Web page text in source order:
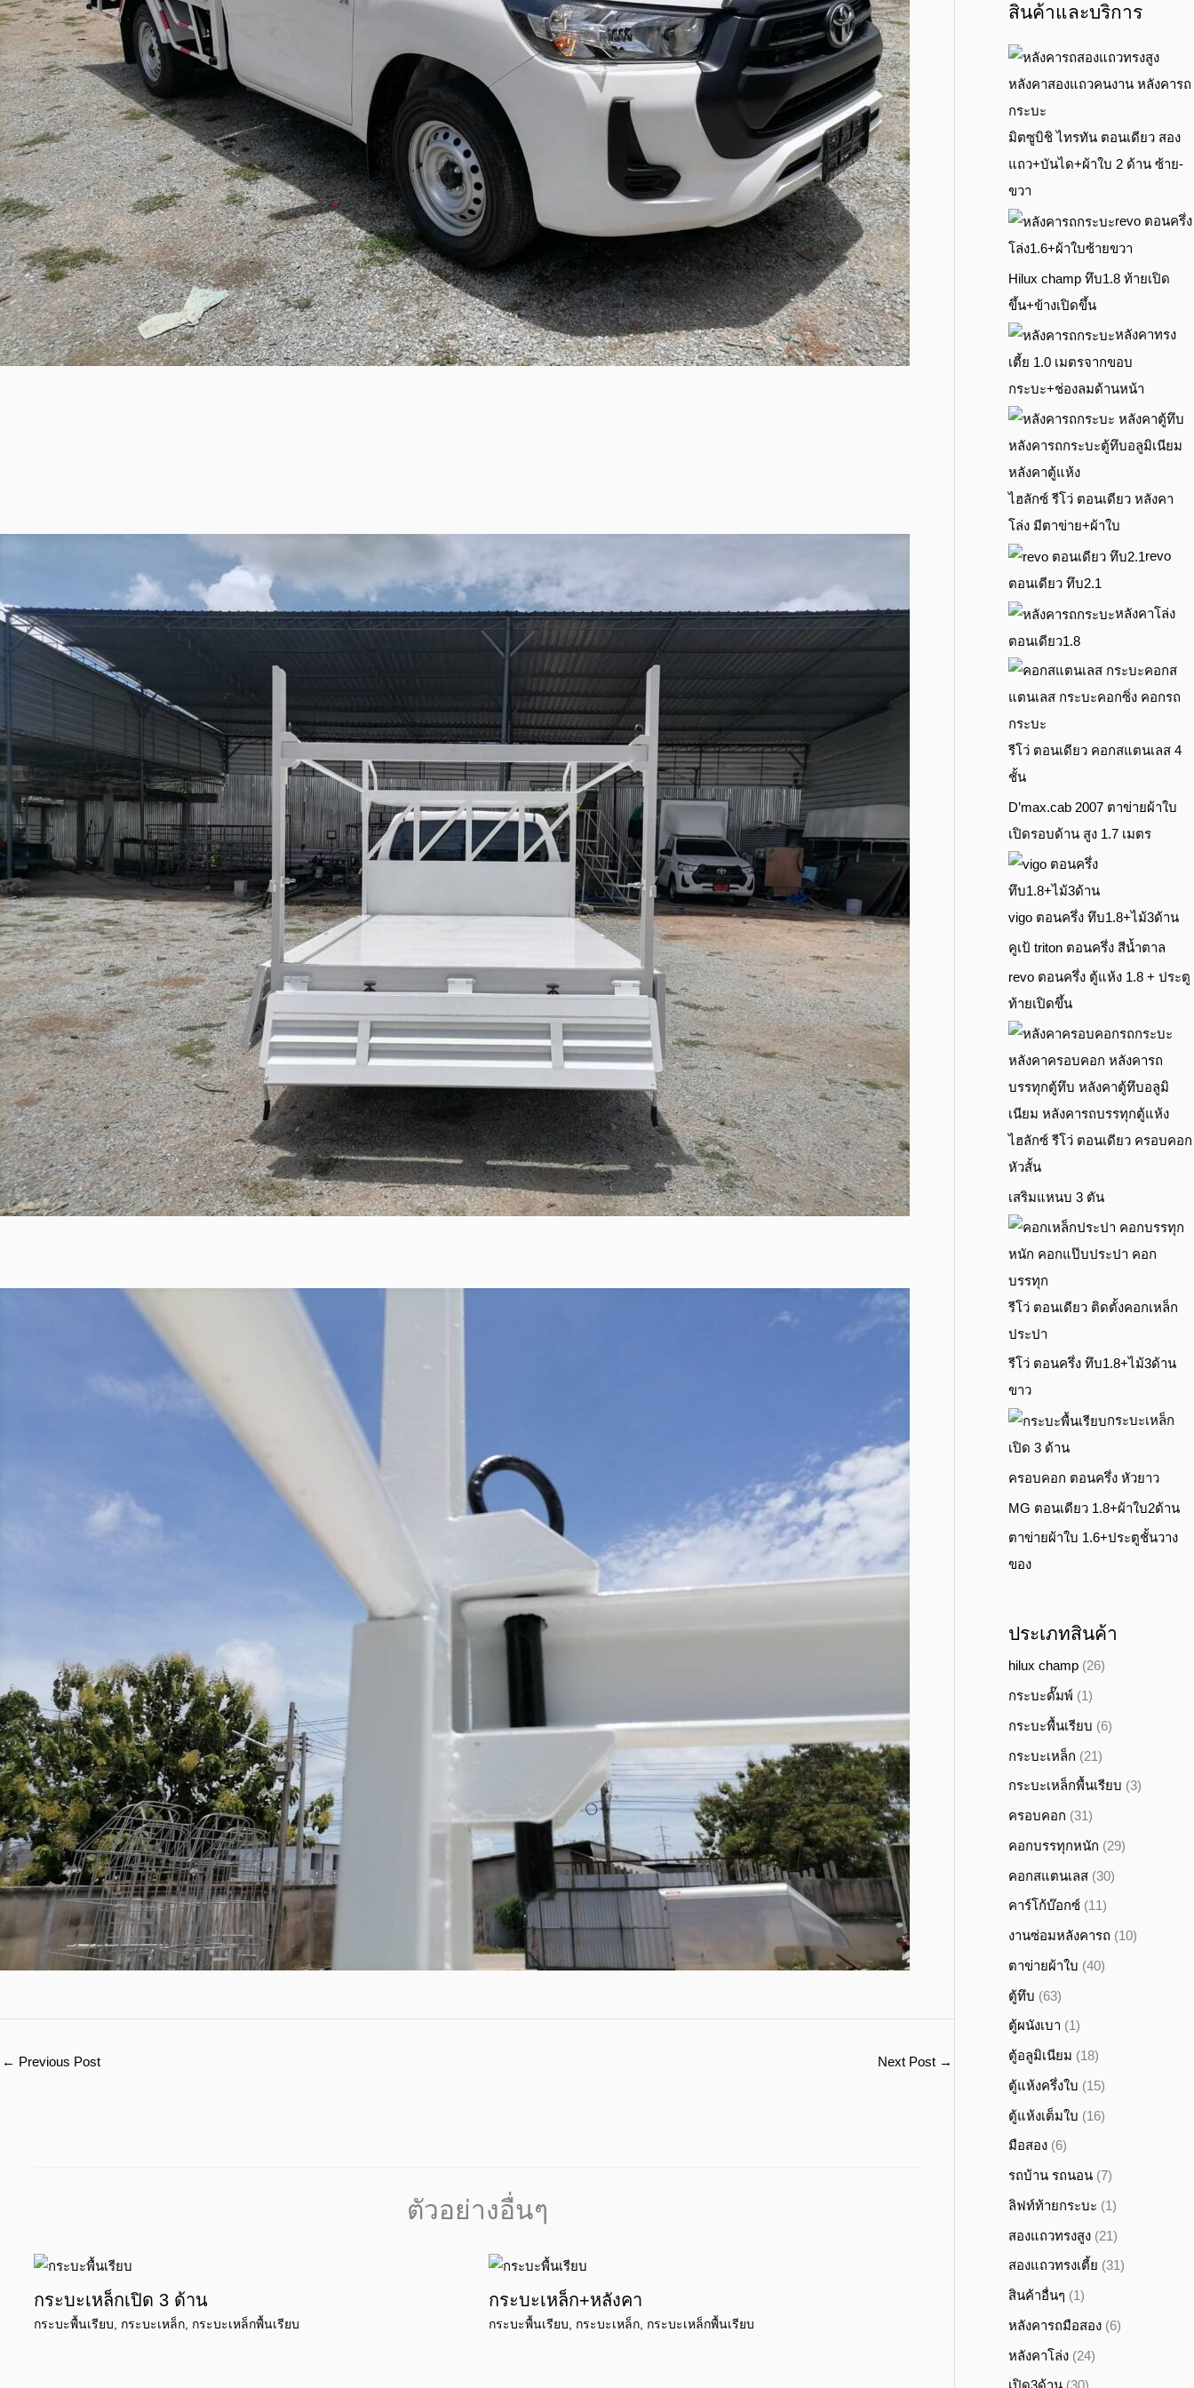
← Previous Post Next Post →
ตัวอย่างอื่นๆ
กระบะเหล็กเปิด 3 ด้าน
กระบะพื้นเรียบ กระบะเหล็ก, กระบะเหล็กพื้นเรียบ
กระบะเหล็ก+หลังคา
กระบะพื้นเรียบ กระบะเหล็ก, กระบะเหล็กพื้นเรียบ
สินค้าและบริการ
มิตซูบิชิ ไทรทัน ตอนเดียว สอง
แถว+บันได+ผ้าใบ 2 ด้าน ซ้าย-
ขวา
revo ตอนครึ่ง
โล่ง1.6+ผ้าใบซ้ายขวา
Hilux champ ทึบ1.8 ท้ายเปิด
ขึ้น+ข้างเปิดขึ้น
หลังคาทรง
เตี้ย 1.0 เมตรจากขอบ
กระบะ+ช่องลมด้านหน้า
ไฮลักซ์ รีโว่ ตอนเดียว หลังคา
โล่ง มีตาข่าย+ผ้าใบ
revo
ตอนเดียว ทึบ2.1
หลังคาโล่ง
ตอนเดียว1.8
รีโว่ ตอนเดียว คอกสแตนเลส 4
ชั้น
D’max.cab 2007 ตาข่ายผ้าใบ
เปิดรอบด้าน สูง 1.7 เมตร
vigo ตอนครึ่ง ทึบ1.8+ไม้3ด้าน
คูเป้ triton ตอนครึ่ง สีน้ำตาล
revo ตอนครึ่ง ตู้แห้ง 1.8 + ประตู
ท้ายเปิดขึ้น
ไฮลักซ์ รีโว่ ตอนเดียว ครอบคอก
หัวสั้น
เสริมแหนบ 3 ตัน
รีโว่ ตอนเดียว ติดตั้งคอกเหล็ก
ประปา
รีโว่ ตอนครึ่ง ทึบ1.8+ไม้3ด้าน
ขาว
กระบะเหล็ก
เปิด 3 ด้าน
ครอบคอก ตอนครึ่ง หัวยาว
MG ตอนเดียว 1.8+ผ้าใบ2ด้าน
ตาข่ายผ้าใบ 1.6+ประตูชั้นวาง
ของ
ประเภทสินค้า
hilux champ (26)
กระบะดั๊มพ์ (1)
กระบะพื้นเรียบ (6)
กระบะเหล็ก (21)
กระบะเหล็กพื้นเรียบ (3)
ครอบคอก (31)
คอกบรรทุกหนัก (29)
คอกสแตนเลส (30)
คาร์โก้บ๊อกซ์ (11)
งานซ่อมหลังคารถ (10)
ตาข่ายผ้าใบ (40)
ตู้ทึบ (63)
ตู้ผนังเบา (1)
ตู้อลูมิเนียม (18)
ตู้แห้งครึ่งใบ (15)
ตู้แห้งเต็มใบ (16)
มือสอง (6)
รถบ้าน รถนอน (7)
ลิฟท์ท้ายกระบะ (1)
สองแถวทรงสูง (21)
สองแถวทรงเตี้ย (31)
สินค้าอื่นๆ (1)
หลังคารถมือสอง (6)
หลังคาโล่ง (24)